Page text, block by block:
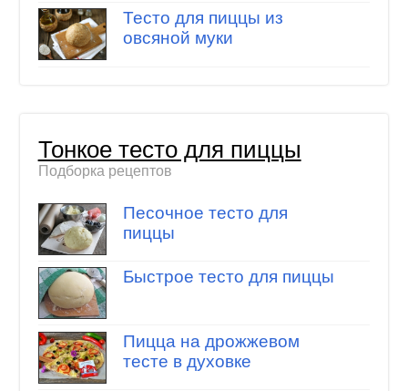
Тесто для пиццы из
овсяной муки
Тонкое тесто для пиццы
Подборка рецептов
Песочное тесто для
пиццы
Быстрое тесто для пиццы
Пицца на дрожжевом
тесте в духовке